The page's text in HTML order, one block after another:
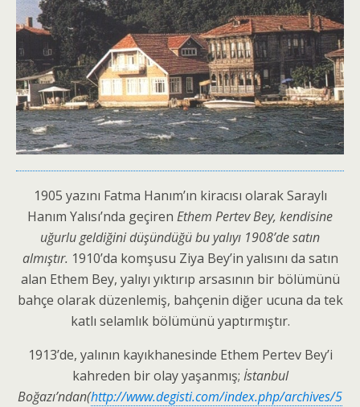
1905 yazını Fatma Hanım’ın kiracısı olarak Saraylı
Hanım Yalısı’nda geçiren Ethem Pertev Bey, kendisine
uğurlu geldiğini düşündüğü bu yalıyı 1908’de satın
almıştır. 1910’da komşusu Ziya Bey’in yalısını da satın
alan Ethem Bey, yalıyı yıktırıp arsasının bir bölümünü
bahçe olarak düzenlemiş, bahçenin diğer ucuna da tek
katlı selamlık bölümünü yaptırmıştır.
1913’de, yalının kayıkhanesinde Ethem Pertev Bey’i
kahreden bir olay yaşanmış; İstanbul
Boğazı’ndan(http://www.degisti.com/index.php/archives/5